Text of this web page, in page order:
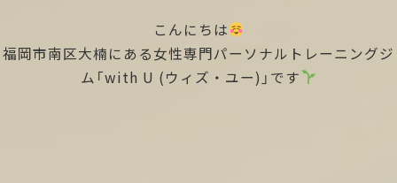
こんにちは
福岡市南区大楠にある女性専門パーソナルトレーニングジ
ム「with U (ウィズ・ユー)」です